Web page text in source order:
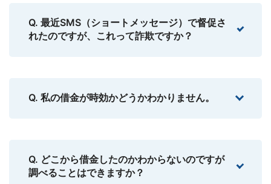
Q. 最近SMS（ショートメッセージ）で督促さ
れたのですが、これって詐欺ですか？
Q. 私の借金が時効かどうかわかりません。
Q. どこから借金したのかわからないのですが
調べることはできますか？